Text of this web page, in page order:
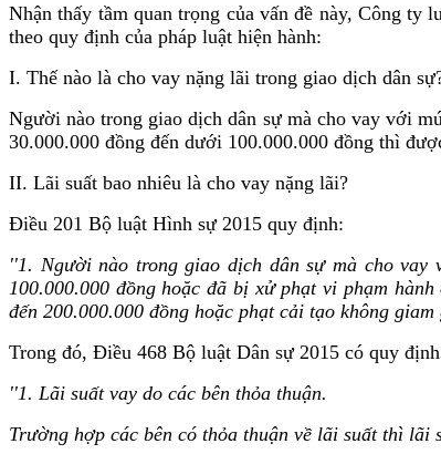
Nhận thấy tầm quan trọng của vấn đề này, Công
theo quy định của pháp luật hiện hành:
I. Thế nào là cho vay nặng lãi trong giao dịch dân
Người nào trong giao dịch dân sự mà cho vay với
30.000.000 đồng đến dưới 100.000.000 đồng thì
II. Lãi suất bao nhiêu là cho vay nặng lãi?
Điều 201 Bộ luật Hình sự 2015 quy định:
''1. Người nào trong giao dịch dân sự mà cho
100.000.000 đồng hoặc đã bị xử phạt vi phạm
đến 200.000.000 đồng hoặc phạt cải tạo không
Trong đó, Điều 468 Bộ luật Dân sự 2015 có quy
''1. Lãi suất vay do các bên thỏa thuận.
Trường hợp các bên có thỏa thuận về lãi suất thì